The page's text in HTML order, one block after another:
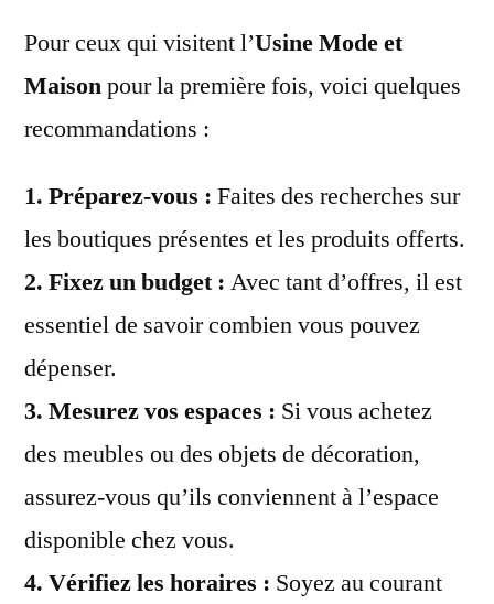
Pour ceux qui visitent l’Usine Mode et
Maisonpour la première fois, voici quelques
recommandations :
1. Préparez-vous : Faites des recherches sur
les boutiques présentes et les produits offerts.
2. Fixez un budget: Avec tant d’offres, il est
essentiel de savoir combien vous pouvez
dépenser.
3. Mesurez vos espaces : Si vous achetez
des meubles ou des objets de décoration,
assurez-vous qu’ils conviennent à l’espace
disponible chez vous.
4. Vérifiez les horaires : Soyez au courant